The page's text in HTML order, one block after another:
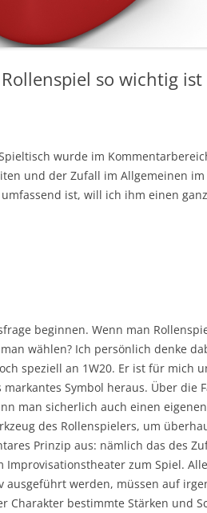
so wichtig ist
wurde im
und der Zufall im Allgemeinen im
ist, will ich ihm einen
beginnen. Wenn man
wählen? Ich persönlich denke
speziell an 1W20. Er ist für mich
Symbol heraus. Über die
man sicherlich auch einen
des Rollenspielers, um
Prinzip aus: nämlich das des
Improvisationstheater zum Spiel.
werden, müssen auf
Charakter bestimmte Stärken und